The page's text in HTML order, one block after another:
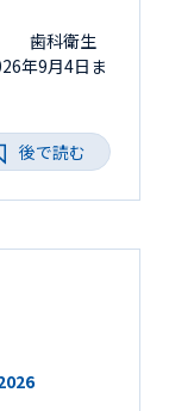
歯科衛生
年9月4日ま
後で読む